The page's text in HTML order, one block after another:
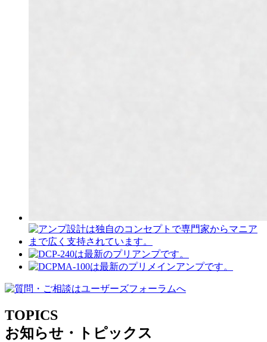
TOPICS
お知らせ・トピックス